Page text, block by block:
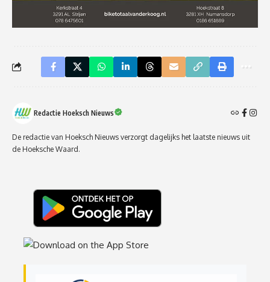
Redactie Hoeksch Nieuws
De redactie van Hoeksch Nieuws verzorgt dagelijks het laatste nieuws uit
de Hoeksche Waard.